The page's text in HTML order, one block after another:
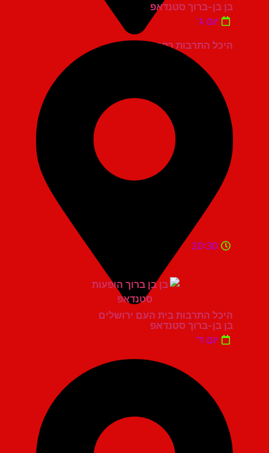
היכל התרבות כפר סבא
בן בן-ברוך סטנדאפ
יום ג'
היכל התרבות בית העם ירושלים
20:30
בן בן-ברוך סטנדאפ
יום ד'